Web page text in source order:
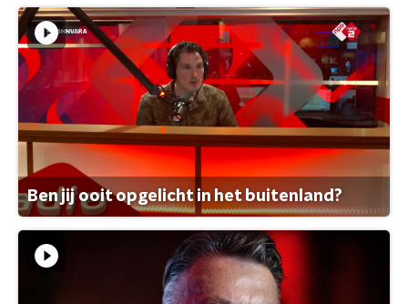
Ben jij ooit opgelicht in het buitenland?